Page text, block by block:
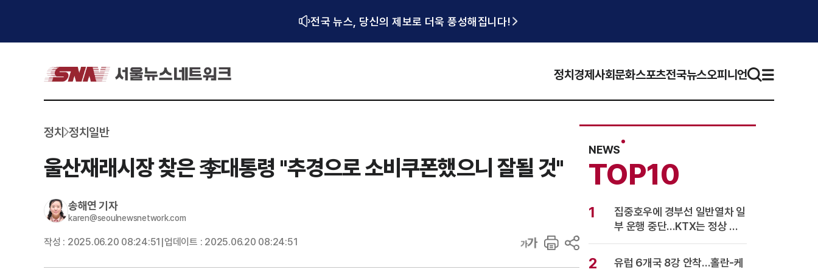
전국 뉴스, 당신의 제보로 더욱 풍성해집니다!
정치 경제사회문화스포츠전국뉴스오피니언
정치 정치일반
울산재래시장 찾은 李대통령 "추경으로 소비쿠폰했으니 잘될 것"
송해연 기자
karen@seoulnewsnetwork.com
작성 : 2025.06.20 08:24:51 업데이트 : 2025.06.20 08:24:51
NEWS
TOP10
1
집중호우에 경부선 일반열차 일
부 운행 중단…KTX는 정상 운
행
2
유럽 6개국 8강 안착…홀란-케